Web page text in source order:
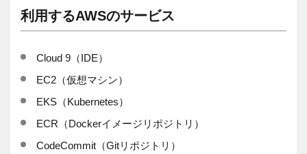
利用するAWSのサービス
Cloud 9 （IDE）
EC2 （仮想マシン）
EKS （Kubernetes）
ECR （Dockerイメージリポジトリ）
CodeCommit （Gitリポジトリ）